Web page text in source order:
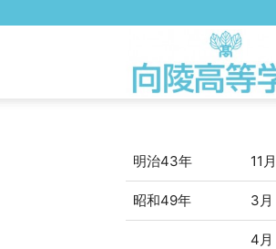
明治43年 11月
昭和49年 3月
4月